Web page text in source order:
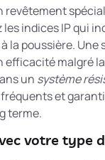
revêtement
indices IP qui
la poussière. Une
malgré
un système
et
terme.
votre type